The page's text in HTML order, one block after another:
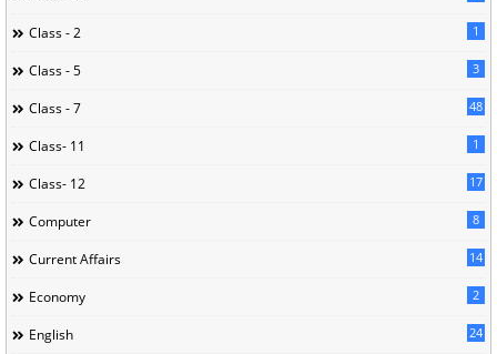
Class - 2 1
Class - 5 3
Class - 7 48
Class- 11 1
Class- 12 17
Computer 8
Current Affairs 14
Economy 2
English 24